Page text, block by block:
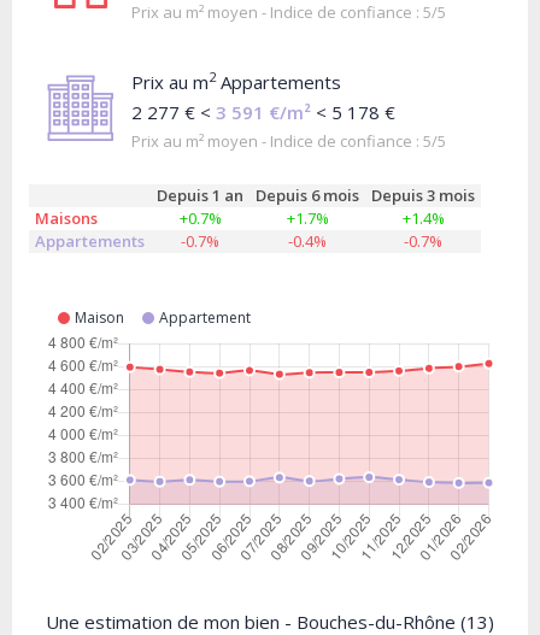
Prix au m² moyen - Indice de confiance : 5/5
Prix au m2Appartements
2 277 € < 3 591 €/m² < 5 178 €
Prix au m² moyen - Indice de confiance : 5/5
Depuis 1 an Depuis 6 mois
Depuis 3 mois
Maisons
+0.7% +1.7%
+1.4%
Appartements
-0.7% -0.4% -0.7%
Maison Appartement
Une estimation de mon bien - Bouches-du-Rhône (13)